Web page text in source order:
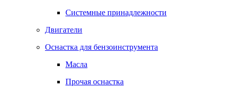
Системные принадлежности
Двигатели
Оснастка для бензоинструмента
Масла
Прочая оснастка